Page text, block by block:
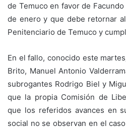
de Temuco en favor de
de enero y que debe retornar
Penitenciario de Temuco y
En el fallo, conocido este
Brito, Manuel Antonio
subrogantes Rodrigo Biel y
que la propia Comisión de
que los referidos avances en
social no se observan en el